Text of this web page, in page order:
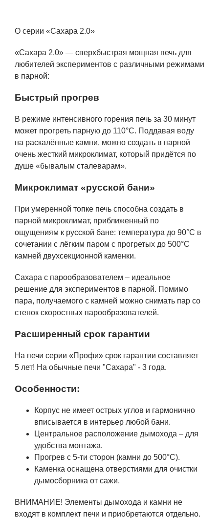
О серии «Сахара 2.0»
«Сахара 2.0» — сверхбыстрая мощная печь для
любителей экспериментов с различными режимами
в парной:
Быстрый прогрев
В режиме интенсивного горения печь за 30 минут
может прогреть парную до 110°С. Поддавая воду
на раскалённые камни, можно создать в парной
очень жесткий микроклимат, который придётся по
душе «бывалым сталеварам».
Микроклимат «русской бани»
При умеренной топке печь способна создать в
парной микроклимат, приближенный по
ощущениям к русской бане: температура до 90°С в
сочетании с лёгким паром с прогретых до 500°С
камней двухсекционной каменки.
Сахара с парообразователем – идеальное
решение для экспериментов в парной. Помимо
пара, получаемого с камней можно снимать пар со
стенок скоростных парообразователей.
Расширенный срок гарантии
На печи серии «Профи» срок гарантии составляет
5 лет! На обычные печи "Сахара" - 3 года.
Особенности:
Корпус не имеет острых углов и гармонично
вписывается в интерьер любой бани.
Центральное расположение дымохода – для
удобства монтажа.
Прогрев с 5-ти сторон (камни до 500°С).
Каменка оснащена отверстиями для очистки
дымосборника от сажи.
ВНИМАНИЕ! Элементы дымохода и камни не
входят в комплект печи и приобретаются отдельно.